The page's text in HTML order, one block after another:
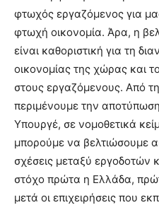
φτωχός εργαζόμενος για
φτωχή οικονομία. Άρα, η
είναι καθοριστική για τη
οικονομίας της χώρας και
στους εργαζόμενους. Από
περιμένουμε την
Υπουργέ, σε νομοθετικά
μπορούμε να βελτιώσουμε
σχέσεις μεταξύ εργοδοτών
στόχο πρώτα η Ελλάδα,
μετά οι επιχειρήσεις που